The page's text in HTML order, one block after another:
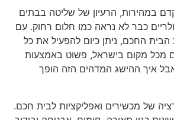
במהירות, הרעיון של שליטה בבתים
כבר לא נראה כמו חלום רחוק. עם
הבית החכם, ניתן כיום להפעיל את כל
מכל מקום בישראל, פשוט באמצעות
איך ההישג המדהים הזה הופך
של מכשירים ואפליקציות לבית חכם.